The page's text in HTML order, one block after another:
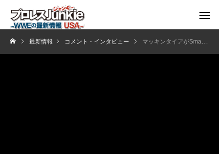
最新情報 コメント・インタビュー マッキンタイアがSmack Down移籍について語る